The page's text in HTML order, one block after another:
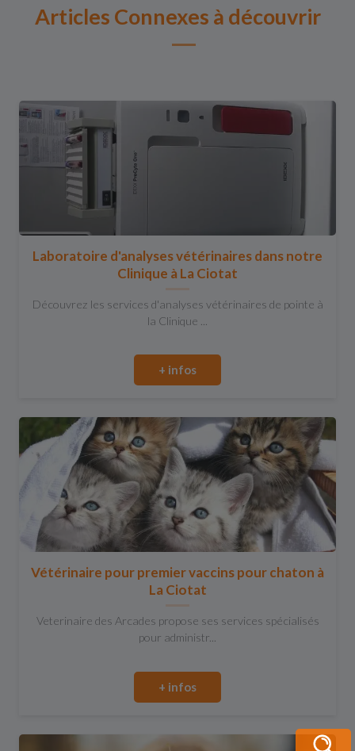
Articles Connexes à découvrir
Laboratoire d'analyses vétérinaires dans notre
Clinique à La Ciotat
Découvrez les services d'analyses vétérinaires de pointe à
la Clinique ...
+ infos
Vétérinaire pour premier vaccins pour chaton à
La Ciotat
Veterinaire des Arcades propose ses services spécialisés
pour administr...
+ infos